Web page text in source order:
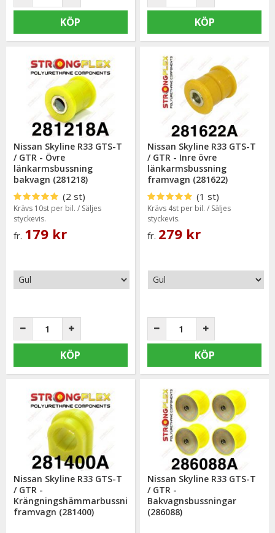
KÖP KÖP
Nissan Skyline R33 GTS-T
/ GTR - Övre
länkarmsbussning
bakvagn (281218)
(2 st)
Krävs 10st per bil. / Säljes
styckevis.
fr. 179 kr
KÖP
Nissan Skyline R33 GTS-T
/ GTR - Inre övre
länkarmsbussning
framvagn (281622)
(1 st)
Krävs 4st per bil. / Säljes
styckevis.
fr. 279 kr
KÖP
Nissan Skyline R33 GTS-T
/ GTR -
Krängningshämmarbussning
framvagn (281400)
Nissan Skyline R33 GTS-T
/ GTR -
Bakvagnsbussningar
(286088)